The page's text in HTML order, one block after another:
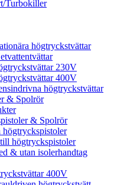
Turbokiller
högtryckstvättar
230V
400V
högtryckstvättar
& Spolrör
& Spolrör
högtryckspistoler
högtryckspistoler
& utan isolerhandtag
400V